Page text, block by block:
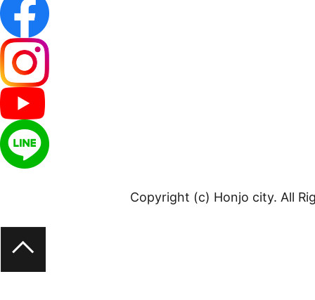
Copyright (c) Honjo city. All